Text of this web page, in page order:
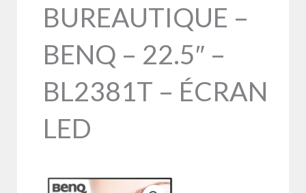
BUREAUTIQUE –
BENQ – 22.5″ –
BL2381T – ÉCRAN
LED